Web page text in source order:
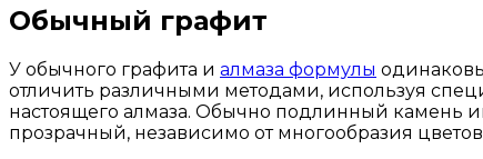
Обычный графит
У обычного графита и алмаза формулы
отличить различными методами, используя
настоящего алмаза. Обычно подлинный камень
прозрачный, независимо от многообразия